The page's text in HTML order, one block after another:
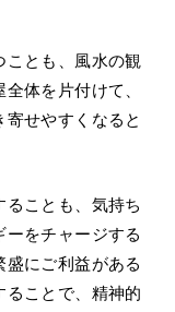
ことも、風水の観
体を片付けて、
せやすくなると
ことも、気持ち
ーをチャージする
盛にご利益がある
ることで、精神的